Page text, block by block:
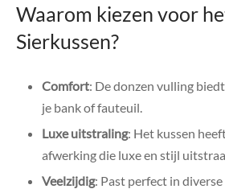
Waarom kiezen voor
Sierkussen?
Comfort: De donzen vulling
je bank of fauteuil.
Luxe uitstraling: Het kussen
afwerking die luxe en stijl
Veelzijdig: Past perfect in